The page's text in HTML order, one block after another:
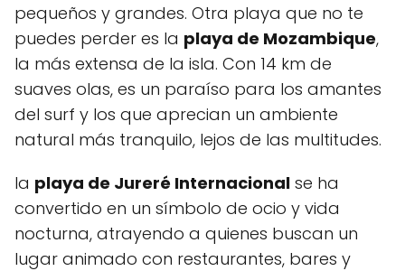
pequeños y grandes. Otra playa que no te
puedes perder es la playa de Mozambique,
la más extensa de la isla. Con 14 km de
suaves olas, es un paraíso para los amantes
del surf y los ‌que aprecian un ambiente
natural más tranquilo, lejos de las multitudes.
la playa de Jureré Internacional se ha
convertido en un símbolo de ⁤ocio y vida
nocturna, atrayendo a quienes buscan un
lugar animado con restaurantes, bares y